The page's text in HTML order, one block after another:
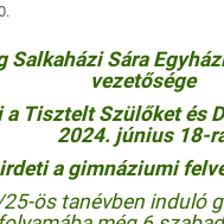
Salkaházi Sára
vezetősége
a Tisztelt Szülőket és
2024. június 18-
a gimnáziumi
ös tanévben induló